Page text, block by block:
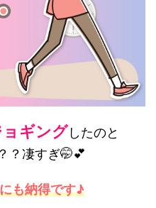
ョギングしたのと
？凄すぎ🤭💕
も納得です♪